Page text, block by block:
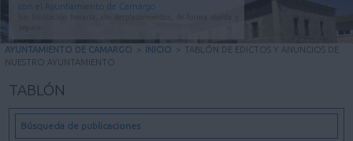
CARPETA CIUDADANA
VALIDACIÓN DE DOCUMENTOS
AYUDA
con el Ayuntamiento de Camargo
AYUNTAMIENTO DE CAMARGO > INICIO > TABLÓN DE EDICTOS Y ANUNCIOS DE
NUESTRO AYUNTAMIENTO
TABLÓN
Búsqueda de publicaciones